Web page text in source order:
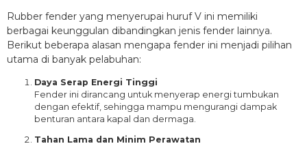
Rubber fender yang menyerupai huruf V ini memiliki
berbagai keunggulan dibandingkan jenis fender lainnya.
Berikut beberapa alasan mengapa fender ini menjadi pilihan
utama di banyak pelabuhan:
Daya Serap Energi Tinggi
Fender ini dirancang untuk menyerap energi tumbukan
dengan efektif, sehingga mampu mengurangi dampak
benturan antara kapal dan dermaga.
Tahan Lama dan Minim Perawatan